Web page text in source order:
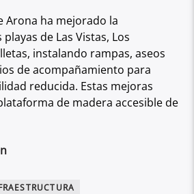
Arona ha mejorado la
de Las Vistas, Los
instalando rampas, aseos
de acompañamiento para
reducida. Estas mejoras
de madera accesible de